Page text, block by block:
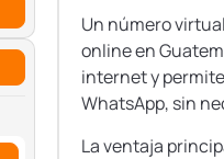
Un número
online en
internet y
WhatsApp, sin
La ventaja